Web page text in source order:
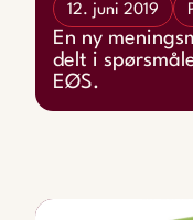
12. juni 2019
En ny
delt i
EØS.